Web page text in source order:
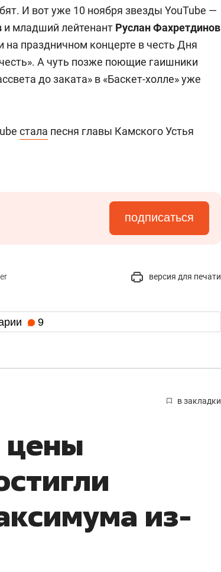
И вот уже 10 ноября звезды YouTube —
и младший лейтенант Руслан Фахретдинов
праздничном концерте в честь Дня
А чуть позже поющие гаишники
до заката» в «Баскет-холле» уже
стала песня главы Камского Устья
подписаться
версия для печати
9
в закладки
из-